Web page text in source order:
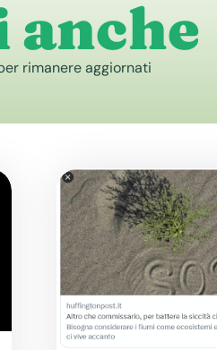
anche
rimanere aggiornati